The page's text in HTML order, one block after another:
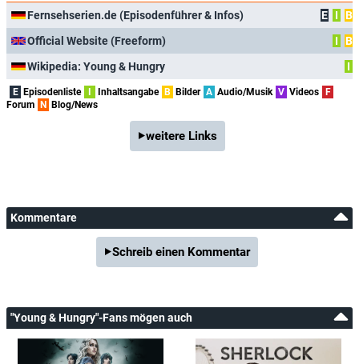
Fernsehserien.de (Episodenführer & Infos) E I
B
Official Website (Freeform)
I
B
Wikipedia: Young & Hungry
I
E Episodenliste Inhaltsangabe B Bilder A Audio/Musik V Videos
F
Forum
N Blog/News
weitere Links
Kommentare
Schreib einen Kommentar
"Young & Hungry"-Fans mögen auch